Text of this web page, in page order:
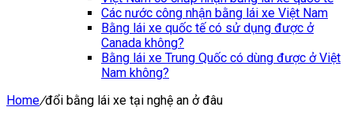
Các nước công nhận bằng lái xe Việt Nam
Bằng lái xe quốc tế có sử dụng được ở
Canada không?
Bằng lái xe Trung Quốc có dùng được ở Việt
Nam không?
Home/đổi bằng lái xe tại nghệ an ở đâu